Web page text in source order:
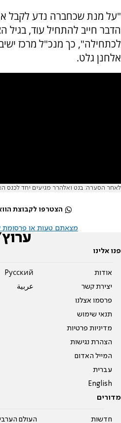
"על מנת שכחברה נדע לקבל
הדבר חייב להתחיל עוד, בגיל
לכתחילה", כך מנכ"ל מרכז
אלחנן גלט.
לאחר הסערה: בנט ואלהרר מגיעים יחד לכנס
הצטרפו לקבוצת
מצאתם טעות או פרסומת
פנו אלינו
אודות
יצירת קשר
פרסמו אצלנו
תנאי שימוש
מדיניות פרטיות
הצהרת נגישות
המייל האדום
עברית
English
Pусский
عربية
מדורים
חדשות העולם